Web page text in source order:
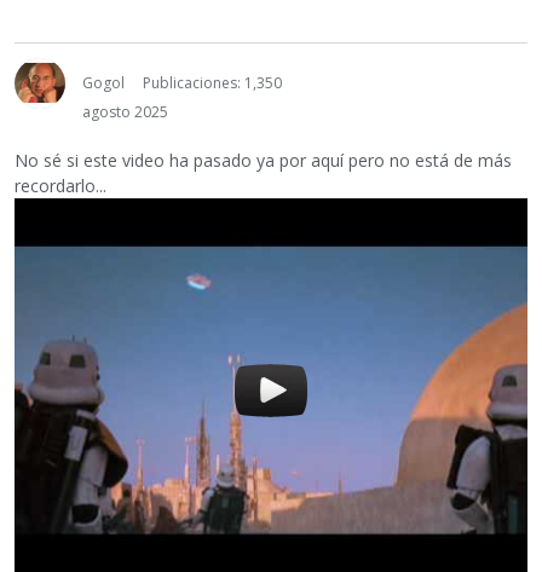
Gogol
Publicaciones: 1,350
agosto 2025
No sé si este video ha pasado ya por aquí pero no está de más
recordarlo...